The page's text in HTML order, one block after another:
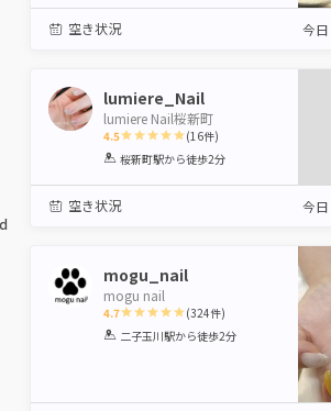
空き状況 今日
lumiere_Nail
lumiere Nail桜新町
4.5
1 2 3 4 5
(16件)
桜新町駅から徒歩2分
空き状況 今日
mogu_nail
mogu nail
4.7
1 2 3 4 5
(324件)
二子玉川駅から徒歩2分